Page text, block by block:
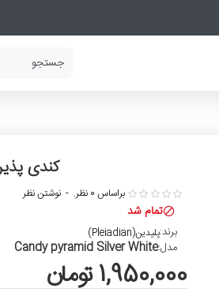
کندی
تمام شد
برند:پلیدین(Pleiadian)
مدل:Candy pyramid Silver White
براساس 0 نظر. - نوشتن نظر
1,950,000 تومان